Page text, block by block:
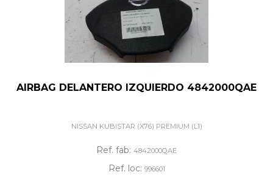
AIRBAG DELANTERO IZQUIERDO 4842000QAE
NISSAN KUBISTAR (X76) PREMIUM (L1)
Ref. fab: 4842000QAE
Ref. loc: 996601